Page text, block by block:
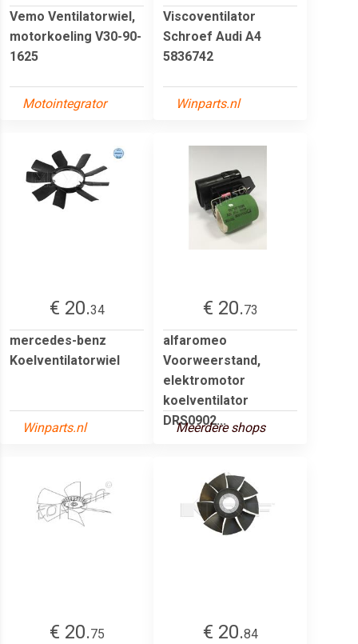
Vemo Ventilatorwiel,
motorkoeling V30-90-
1625
Motointegrator
Viscoventilator
Schroef Audi A4
5836742
Winparts.nl
€ 20.34
mercedes-benz
Koelventilatorwiel
Winparts.nl
€ 20.73
alfaromeo
Voorweerstand,
elektromotor
koelventilator
DRS0902...
Meerdere shops
€ 20.75
€ 20.84